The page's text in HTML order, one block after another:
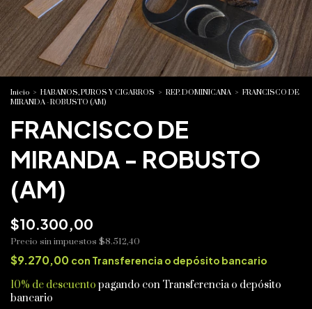
Inicio > HABANOS, PUROS Y CIGARROS > REP. DOMINICANA > FRANCISCO DE
MIRANDA - ROBUSTO (AM)
FRANCISCO DE
MIRANDA - ROBUSTO
(AM)
$10.300,00
Precio sin impuestos $8.512,40
$9.270,00 con Transferencia o depósito bancario
10% de descuento pagando con Transferencia o depósito
bancario